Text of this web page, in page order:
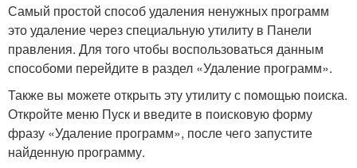
Самый простой способ удаления ненужных программ
это удаление через специальную утилиту в Панели
правления. Для того чтобы воспользоваться данным
способоми перейдите в раздел «Удаление программ».
Также вы можете открыть эту утилиту с помощью поиска.
Откройте меню Пуск и введите в поисковую форму
фразу «Удаление программ», после чего запустите
найденную программу.